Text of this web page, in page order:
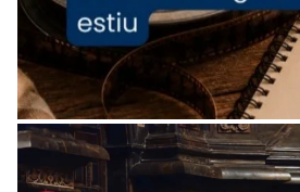
Josep Omella, ha presidit la
concelebrat el bisbe
Mons. David Abadías.
📸 Dr. G. Simón
Foto
View on Facebook Share